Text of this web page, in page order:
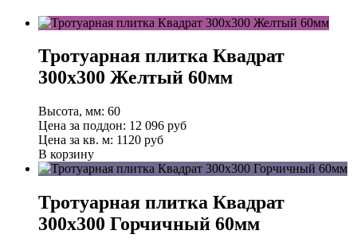
Тротуарная плитка Квадрат
300х300 Желтый 60мм
Высота, мм: 60
Цена за поддон: 12 096 руб
Цена за кв. м: 1120 руб
В корзину
Тротуарная плитка Квадрат
300х300 Горчичный 60мм